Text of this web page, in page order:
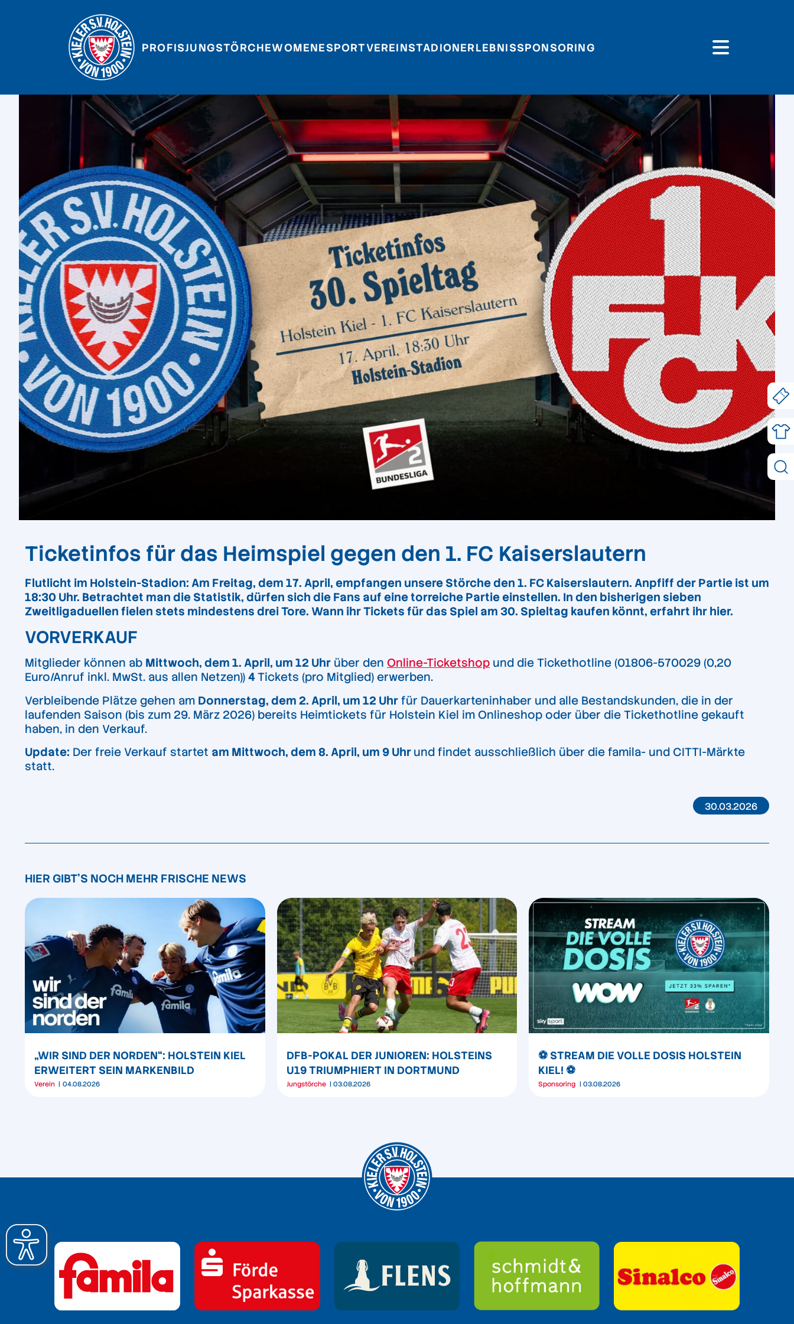
PROFISJUNGSTÖRCHEWOMENESPORTVEREINSTADIONERLEBNISSPONSORING
Ticketinfos für das Heimspiel gegen den 1. FC Kaiserslautern
Flutlicht im Holstein-Stadion: Am Freitag, dem 17. April, empfangen unsere Störche den 1. FC Kaiserslautern. Anpfiff der Partie ist um
18:30 Uhr. Betrachtet man die Statistik, dürfen sich die Fans auf eine torreiche Partie einstellen. In den bisherigen sieben
Zweitligaduellen fielen stets mindestens drei Tore. Wann ihr Tickets für das Spiel am 30. Spieltag kaufen könnt, erfahrt ihr hier.
VORVERKAUF
Mitglieder können ab Mittwoch, dem 1. April, um 12 Uhr über den Online-Ticketshop und die Tickethotline (01806-570029 (0,20
Euro/Anruf inkl. MwSt. aus allen Netzen)) 4Tickets (pro Mitglied) erwerben.
Verbleibende Plätze gehen am Donnerstag, dem 2. April, um 12 Uhr für Dauerkarteninhaber und alle Bestandskunden, die in der
laufenden Saison (bis zum 29. März 2026) bereits Heimtickets für Holstein Kiel im Onlineshop oder über die Tickethotline gekauft
haben, in den Verkauf.
Update: Der freie Verkauf startet am Mittwoch, dem 8. April, um 9 Uhr und findet ausschließlich über die famila- und CITTI-Märkte
statt.
30.03.2026
HIER GIBT'S NOCH MEHR FRISCHE NEWS
„WIR SIND DER NORDEN“: HOLSTEIN KIEL
ERWEITERT SEIN MARKENBILD
Verein 04.08.2026
DFB-POKAL DER JUNIOREN: HOLSTEINS
U19 TRIUMPHIERT IN DORTMUND
Jungstörche 03.08.2026
⚽️ STREAM DIE VOLLE DOSIS HOLSTEIN
KIEL! ⚽️
Sponsoring 03.08.2026